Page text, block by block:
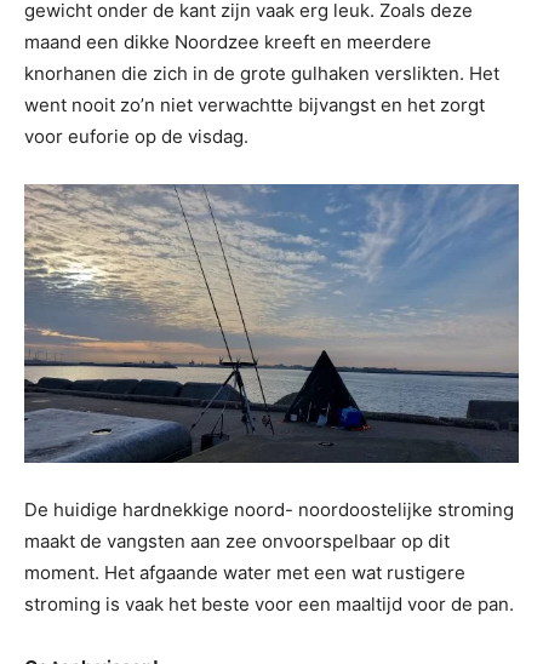
gewicht onder de kant zijn vaak erg leuk. Zoals deze
maand een dikke Noordzee kreeft en meerdere
knorhanen die zich in de grote gulhaken verslikten. Het
went nooit zo’n niet verwachtte bijvangst en het zorgt
voor euforie op de visdag.
De huidige hardnekkige noord- noordoostelijke stroming
maakt de vangsten aan zee onvoorspelbaar op dit
moment. Het afgaande water met een wat rustigere
stroming is vaak het beste voor een maaltijd voor de pan.